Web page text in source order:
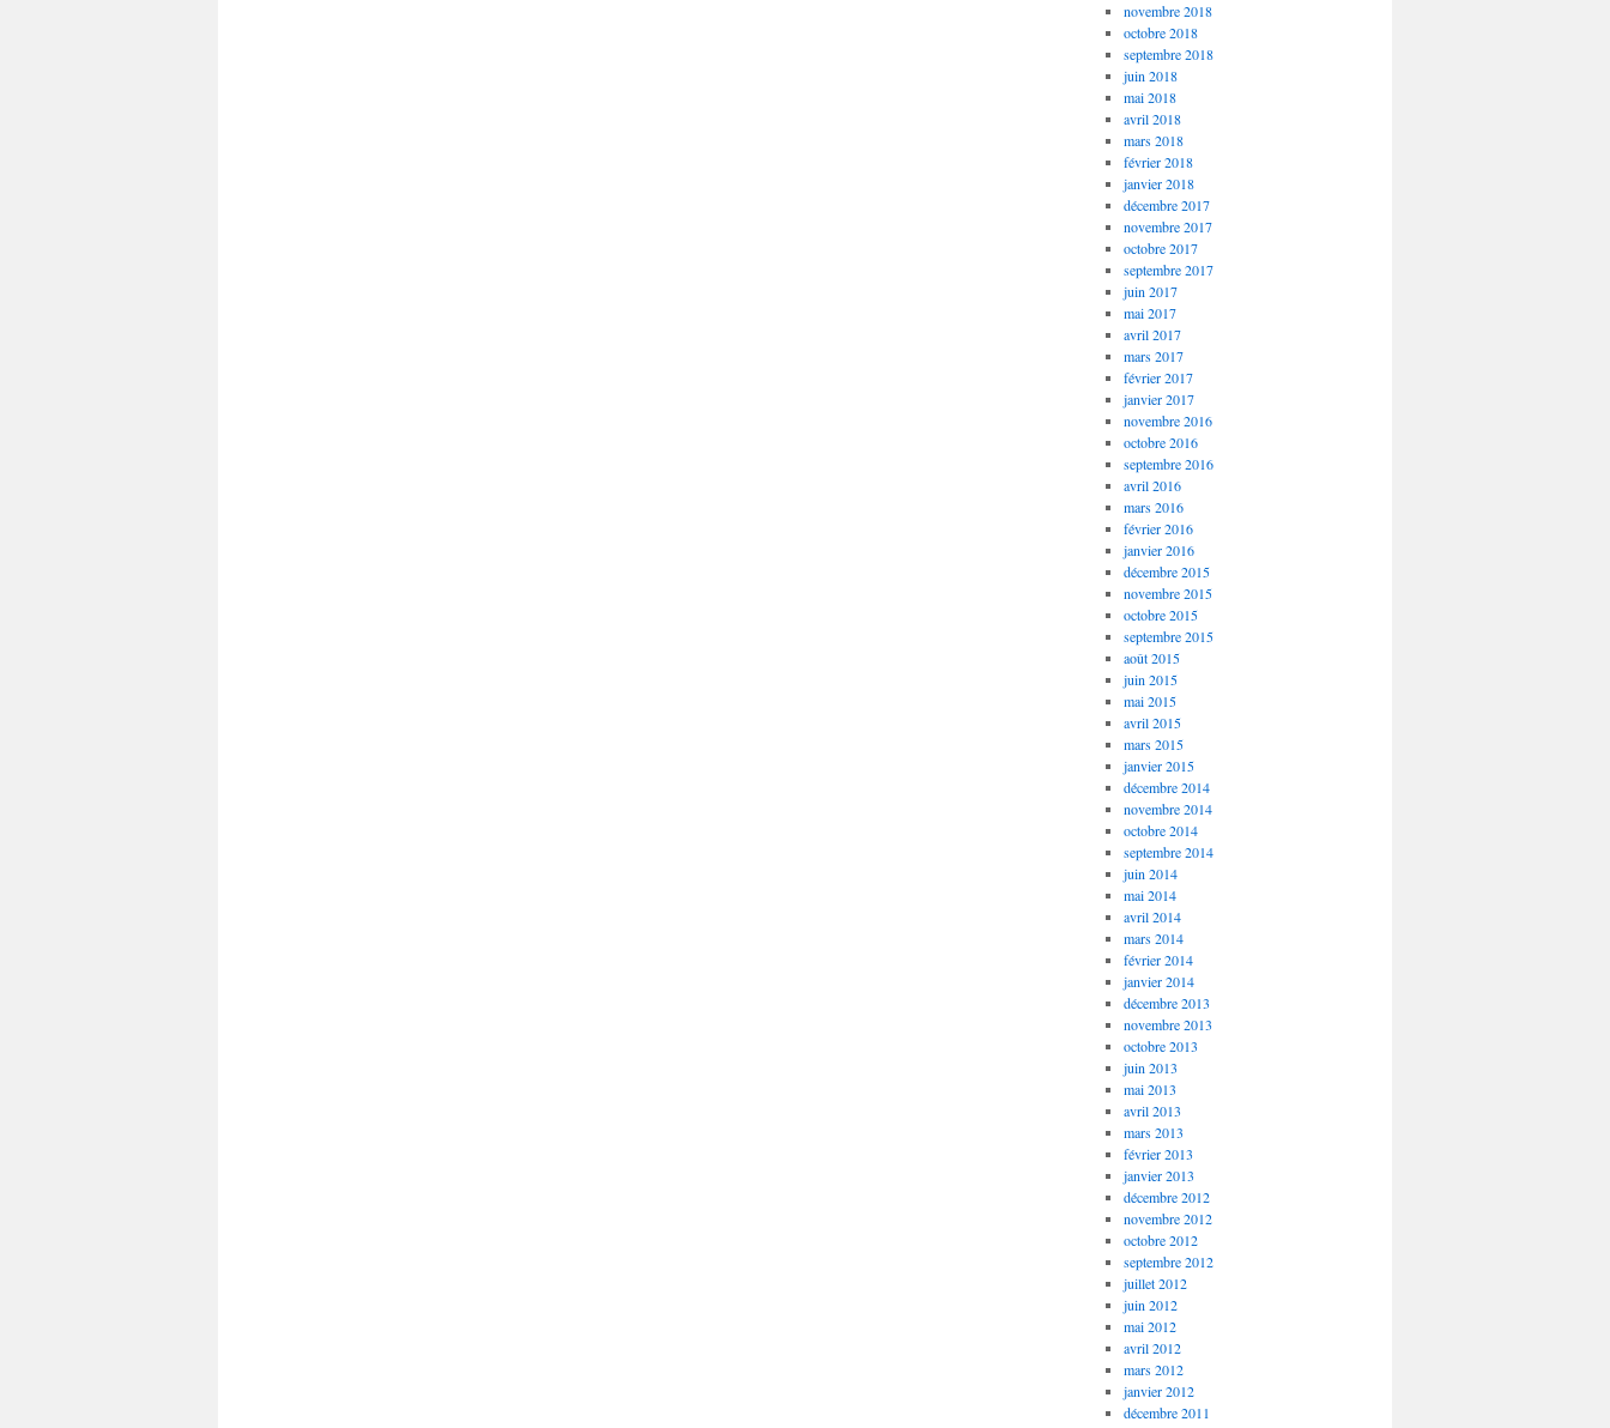
novembre 2018
octobre 2018
septembre 2018
juin 2018
mai 2018
avril 2018
mars 2018
février 2018
janvier 2018
décembre 2017
novembre 2017
octobre 2017
septembre 2017
juin 2017
mai 2017
avril 2017
mars 2017
février 2017
janvier 2017
novembre 2016
octobre 2016
septembre 2016
avril 2016
mars 2016
février 2016
janvier 2016
décembre 2015
novembre 2015
octobre 2015
septembre 2015
août 2015
juin 2015
mai 2015
avril 2015
mars 2015
janvier 2015
décembre 2014
novembre 2014
octobre 2014
septembre 2014
juin 2014
mai 2014
avril 2014
mars 2014
février 2014
janvier 2014
décembre 2013
novembre 2013
octobre 2013
juin 2013
mai 2013
avril 2013
mars 2013
février 2013
janvier 2013
décembre 2012
novembre 2012
octobre 2012
septembre 2012
juillet 2012
juin 2012
mai 2012
avril 2012
mars 2012
janvier 2012
décembre 2011